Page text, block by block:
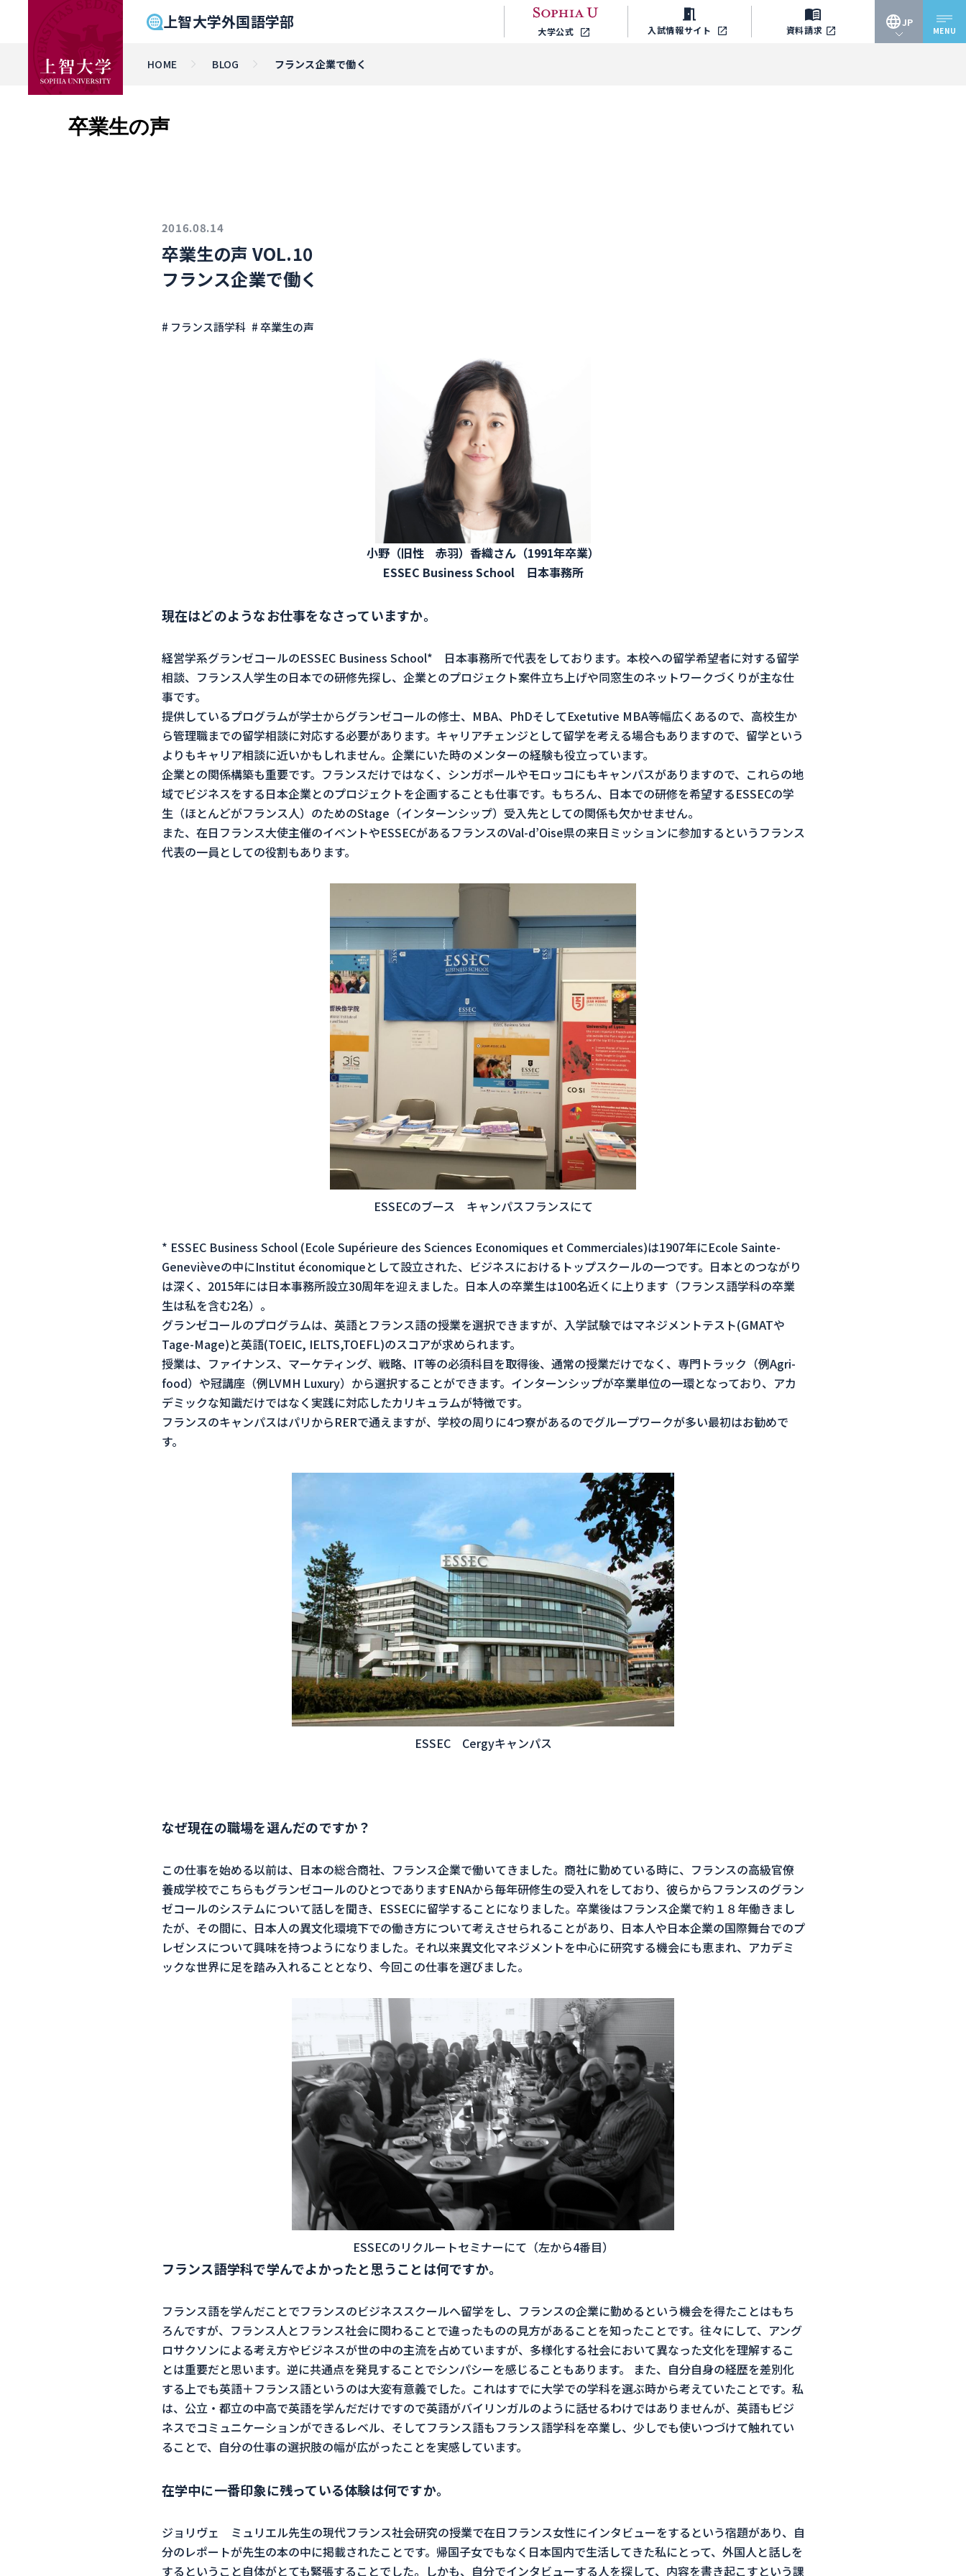
上智大学外国語学部 大学公式 入試情報サイト 資料請求
JP
MENU
HOME BLOG フランス企業で働く
卒業生の声
2016.08.14
卒業生の声 VOL.10
フランス企業で働く
# フランス語学科 # 卒業生の声
小野（旧性 赤羽）香織さん（1991年卒業）
ESSEC Business School 日本事務所
現在はどのようなお仕事をなさっていますか。
経営学系グランゼコールのESSEC Business School* 日本事務所で代表をしております。本校への留学希望者に対する留学
相談、フランス人学生の日本での研修先探し、企業とのプロジェクト案件立ち上げや同窓生のネットワークづくりが主な仕
事です。
提供しているプログラムが学士からグランゼコールの修士、MBA、PhDそしてExetutive MBA等幅広くあるので、高校生か
ら管理職までの留学相談に対応する必要があります。キャリアチェンジとして留学を考える場合もありますので、留学という
よりもキャリア相談に近いかもしれません。企業にいた時のメンターの経験も役立っています。
企業との関係構築も重要です。フランスだけではなく、シンガポールやモロッコにもキャンパスがありますので、これらの地
域でビジネスをする日本企業とのプロジェクトを企画することも仕事です。もちろん、日本での研修を希望するESSECの学
生（ほとんどがフランス人）のためのStage（インターンシップ）受入先としての関係も欠かせません。
また、在日フランス大使主催のイベントやESSECがあるフランスのVal-d’Oise県の来日ミッションに参加するというフランス
代表の一員としての役割もあります。
ESSECのブース キャンパスフランスにて
* ESSEC Business School (Ecole Supérieure des Sciences Economiques et Commerciales)は1907年にEcole Sainte-
Genevièveの中にInstitut économiqueとして設立された、ビジネスにおけるトップスクールの一つです。日本とのつながり
は深く、2015年には日本事務所設立30周年を迎えました。日本人の卒業生は100名近くに上ります（フランス語学科の卒業
生は私を含む2名）。
グランゼコールのプログラムは、英語とフランス語の授業を選択できますが、入学試験ではマネジメントテスト(GMATや
Tage-Mage)と英語(TOEIC, IELTS,TOEFL)のスコアが求められます。
授業は、ファイナンス、マーケティング、戦略、IT等の必須科目を取得後、通常の授業だけでなく、専門トラック（例Agri-
food）や冠講座（例LVMH Luxury）から選択することができます。インターンシップが卒業単位の一環となっており、アカ
デミックな知識だけではなく実践に対応したカリキュラムが特徴です。
フランスのキャンパスはパリからRERで通えますが、学校の周りに4つ寮があるのでグループワークが多い最初はお勧めで
す。
ESSEC Cergyキャンパス
なぜ現在の職場を選んだのですか？
この仕事を始める以前は、日本の総合商社、フランス企業で働いてきました。商社に勤めている時に、フランスの高級官僚
養成学校でこちらもグランゼコールのひとつでありますENAから毎年研修生の受入れをしており、彼らからフランスのグラン
ゼコールのシステムについて話しを聞き、ESSECに留学することになりました。卒業後はフランス企業で約１８年働きまし
たが、その間に、日本人の異文化環境下での働き方について考えさせられることがあり、日本人や日本企業の国際舞台でのプ
レゼンスについて興味を持つようになりました。それ以来異文化マネジメントを中心に研究する機会にも恵まれ、アカデミ
ックな世界に足を踏み入れることとなり、今回この仕事を選びました。
ESSECのリクルートセミナーにて（左から4番目）
フランス語学科で学んでよかったと思うことは何ですか。
フランス語を学んだことでフランスのビジネススクールへ留学をし、フランスの企業に勤めるという機会を得たことはもち
ろんですが、フランス人とフランス社会に関わることで違ったものの見方があることを知ったことです。往々にして、アング
ロサクソンによる考え方やビジネスが世の中の主流を占めていますが、多様化する社会において異なった文化を理解するこ
とは重要だと思います。逆に共通点を発見することでシンパシーを感じることもあります。 また、自分自身の経歴を差別化
する上でも英語＋フランス語というのは大変有意義でした。これはすでに大学での学科を選ぶ時から考えていたことです。私
は、公立・都立の中高で英語を学んだだけですので英語がバイリンガルのように話せるわけではありませんが、英語もビジ
ネスでコミュニケーションができるレベル、そしてフランス語もフランス語学科を卒業し、少しでも使いつづけて触れてい
ることで、自分の仕事の選択肢の幅が広がったことを実感しています。
在学中に一番印象に残っている体験は何ですか。
ジョリヴェ ミュリエル先生の現代フランス社会研究の授業で在日フランス女性にインタビューをするという宿題があり、自
分のレポートが先生の本の中に掲載されたことです。帰国子女でもなく日本国内で生活してきた私にとって、外国人と話しを
するということ自体がとても緊張することでした。しかも、自分でインタビューする人を探して、内容を書き起こすという課